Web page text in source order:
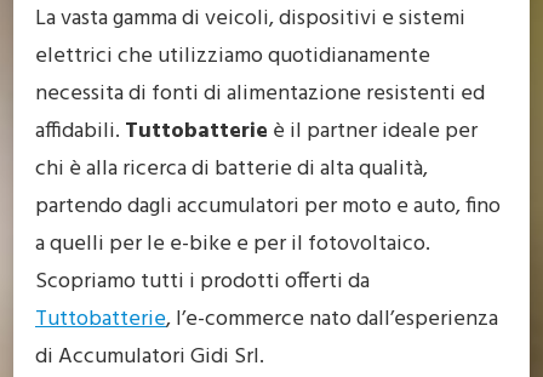
La vasta gamma di veicoli, dispositivi e sistemi
elettrici che utilizziamo quotidianamente
necessita di fonti di alimentazione resistenti ed
affidabili. Tuttobatterie è il partner ideale per
chi è alla ricerca di batterie di alta qualità,
partendo dagli accumulatori per moto e auto, fino
a quelli per le e-bike e per il fotovoltaico.
Scopriamo tutti i prodotti offerti da
Tuttobatterie, l’e-commerce nato dall’esperienza
di Accumulatori Gidi Srl.